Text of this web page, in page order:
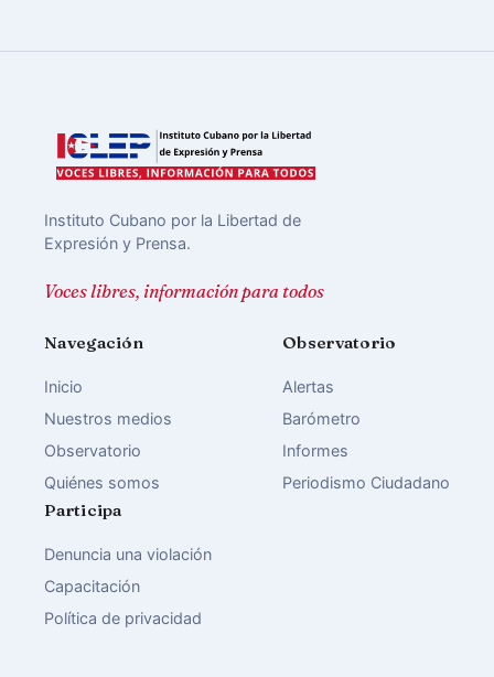
Instituto Cubano por la Libertad de
Expresión y Prensa.
Voces libres, información para todos
Navegación
Inicio
Nuestros medios
Observatorio
Quiénes somos
Observatorio
Alertas
Barómetro
Informes
Periodismo Ciudadano
Participa
Denuncia una violación
Capacitación
Política de privacidad